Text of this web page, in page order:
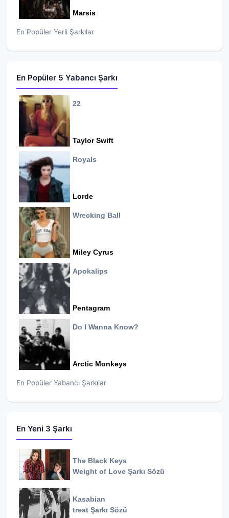
Marsis
En Popüler Yerli Şarkılar
En Popüler 5 Yabancı Şarkı
22
Taylor Swift
Royals
Lorde
Wrecking Ball
Miley Cyrus
Apokalips
Pentagram
Do I Wanna Know?
Arctic Monkeys
En Popüler Yabancı Şarkılar
En Yeni 3 Şarkı
The Black Keys
Weight of Love Şarkı Sözü
Kasabian
treat Şarkı Sözü